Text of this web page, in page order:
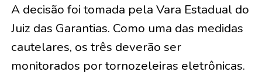
A decisão foi tomada pela Vara Estadual do
Juiz das Garantias. Como uma das medidas
cautelares, os três deverão ser
monitorados por tornozeleiras eletrônicas.